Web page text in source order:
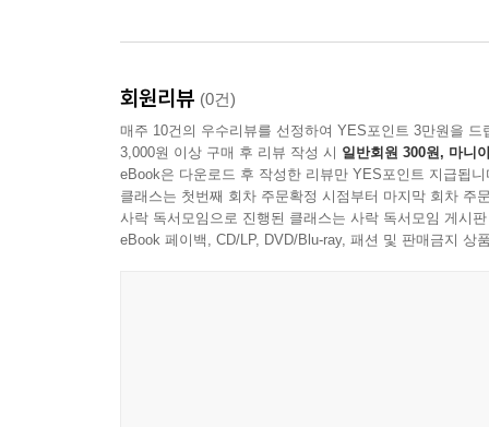
회원리뷰 (0건)
매주 10건의 우수리뷰를 선정하여 YES포인트 3만원을 드
3,000원 이상 구매 후 리뷰 작성 시 일반회원 300원, 마니
eBook은 다운로드 후 작성한 리뷰만 YES포인트 지급됩니
클래스는 첫번째 회차 주문확정 시점부터 마지막 회차 주
사락 독서모임으로 진행된 클래스는 사락 독서모임 게시
eBook 페이백, CD/LP, DVD/Blu-ray, 패션 및 판매금지 상